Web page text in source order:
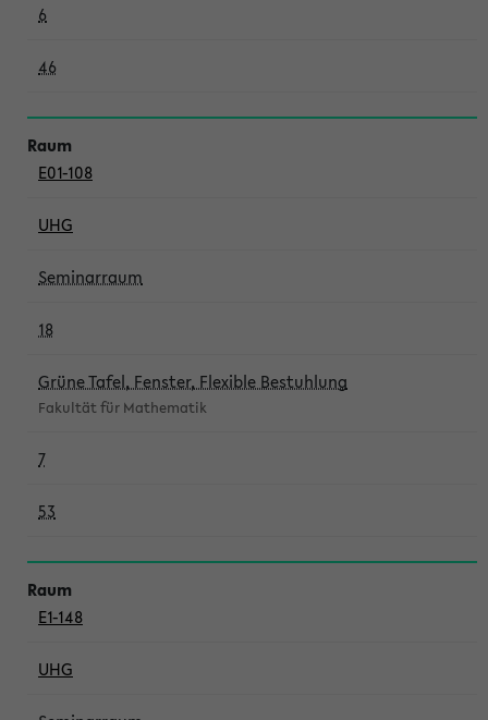
6
46
E01-108
UHG
Seminarraum
18
Grüne Tafel, Fenster, Flexible Bestuhlung
Fakultät für Mathematik
7
53
E1-148
UHG